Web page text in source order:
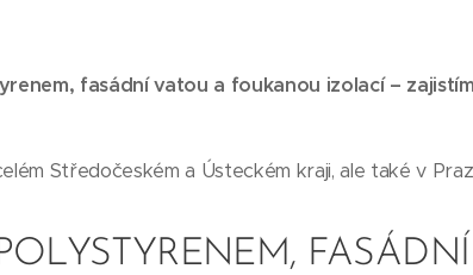
fasádní vatou a foukanou izolací –
Středočeském a Ústeckém kraji, ale také v